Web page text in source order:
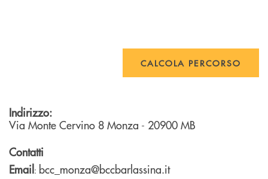
CALCOLA PERCORSO
Indirizzo:
Via Monte Cervino 8 Monza - 20900 MB
Contatti
Email: bcc_monza@bccbarlassina.it